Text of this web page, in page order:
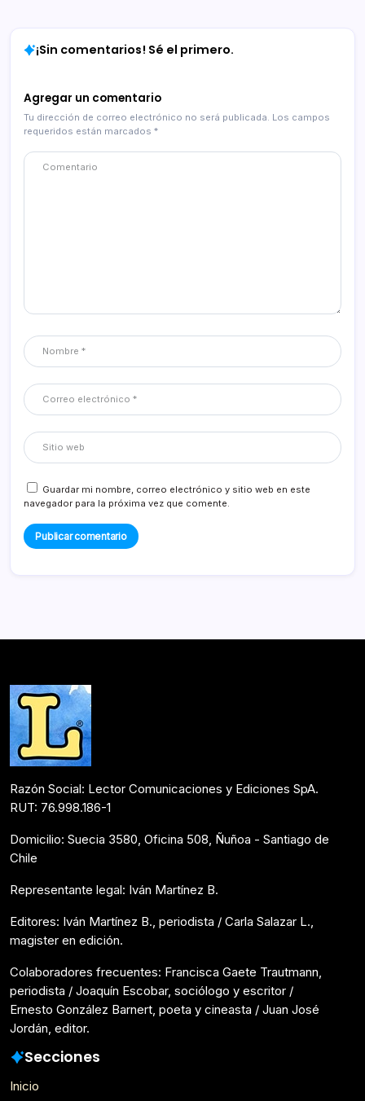
¡Sin comentarios! Sé el primero.
Agregar un comentario
Tu dirección de correo electrónico no será publicada. Los campos
requeridos están marcados *
Guardar mi nombre, correo electrónico y sitio web en este
navegador para la próxima vez que comente.
Razón Social: Lector Comunicaciones y Ediciones SpA.
RUT: 76.998.186-1
Domicilio: Suecia 3580, Oficina 508, Ñuñoa - Santiago de
Chile
Representante legal: Iván Martínez B.
Editores: Iván Martínez B., periodista / Carla Salazar L.,
magister en edición.
Colaboradores frecuentes: Francisca Gaete Trautmann,
periodista / Joaquín Escobar, sociólogo y escritor /
Ernesto González Barnert, poeta y cineasta / Juan José
Jordán, editor.
Secciones
Inicio